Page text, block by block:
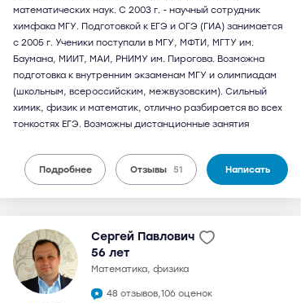
математических наук. С 2003 г. - научный сотрудник
химфака МГУ. Подготовкой к ЕГЭ и ОГЭ (ГИА) занимается
с 2005 г. Ученики поступали в МГУ, МФТИ, МГТУ им.
Баумана, МИИТ, МАИ, РНИМУ им. Пирогова. Возможна
подготовка к внутренним экзаменам МГУ и олимпиадам
(школьным, всероссийским, межвузовским). Сильный
химик, физик и математик, отлично разбирается во всех
тонкостях ЕГЭ. Возможны дистанционные занятия
Подробнее Отзывы 51 Написать
Сергей Павлович
56 лет
математика, физика
48 отзывов,106 оценок